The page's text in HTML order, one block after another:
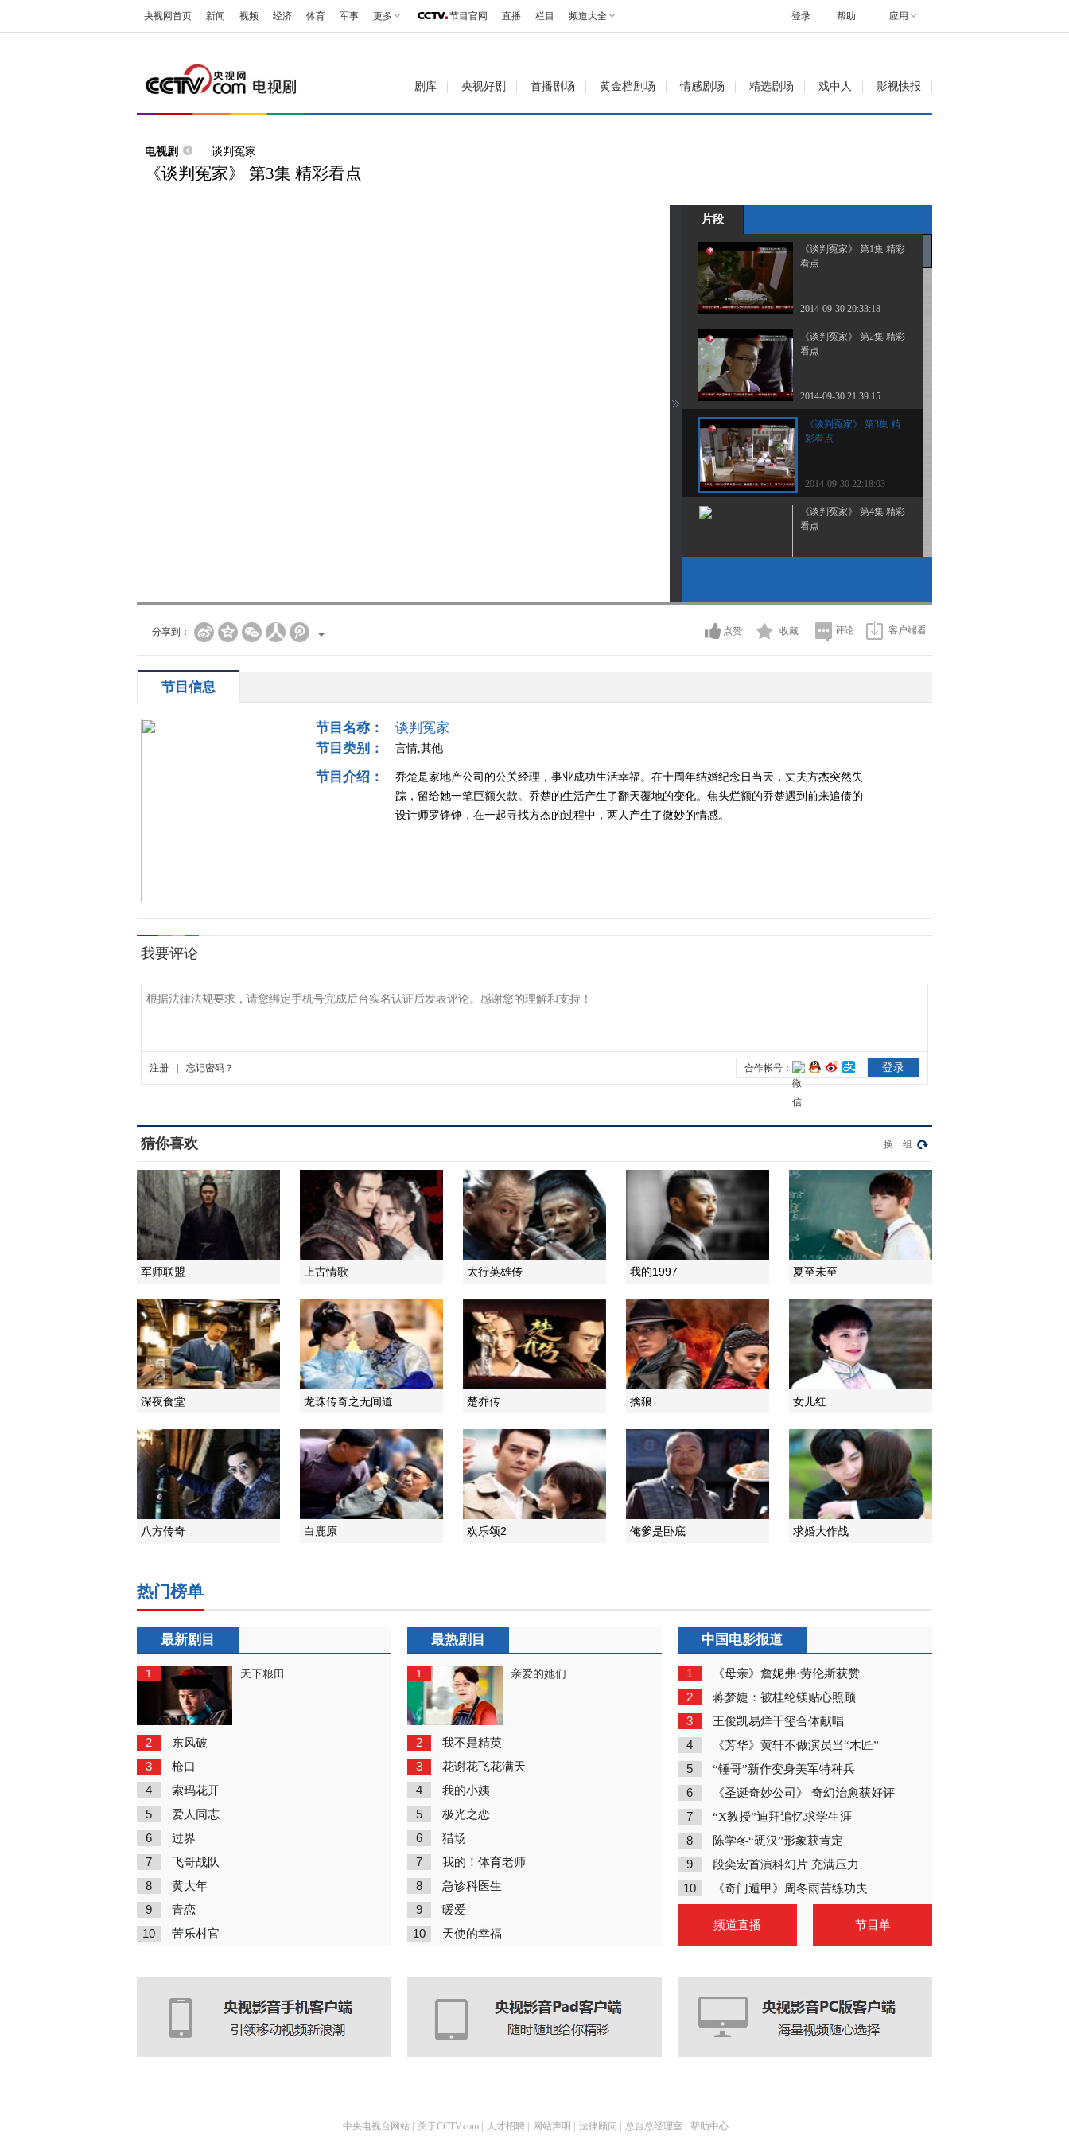
央视网首页 新闻 视频 经济 体育 军事 更多 节目官网 直播 栏目 频道大全 帮助 应用
登录
剧库 央视好剧 首播剧场 黄金档剧场 情感剧场 精选剧场 戏中人 影视快报
电视剧 谈判冤家
《谈判冤家》 第3集 精彩看点
片段
《谈判冤家》 第1集 精彩
看点
2014-09-30 20:33:18
《谈判冤家》 第2集 精彩
看点
2014-09-30 21:39:15
《谈判冤家》 第3集 精
彩看点
2014-09-30 22:18:03
《谈判冤家》 第4集 精彩
看点
2014-10-02 00:15:17
看点
《谈判冤家》 第7集 精彩
看点
2014-10-02 23:21:12
彩看点
2014-10-04 02:18:03
《谈判冤家》 第11集 精
2014-10-04 02:21:05
《谈判冤家》 第12集 精
彩看点
2014-10-04 21:42:07
《谈判冤家》 第13集 精
彩看点
2014-10-04 21:33:04
《谈判冤家》 第14集 精
彩看点
2014-10-06 01:15:03
《谈判冤家》 第15集 精
彩看点
2014-10-06 01:15:02
《谈判冤家》 第18集 精
彩看点
2014-10-06 22:51:14
《谈判冤家》 第19集 精
彩看点
2014-10-08 04:27:06
《谈判冤家》 第21集 精
彩看点
2014-10-08 04:30:06
分享到： 点赞 收藏 评论 客户端看
节目信息
节目名称：
谈判冤家
节目类别：
言情,其他
节目介绍：
乔楚是家地产公司的公关经理，事业成功生活幸福。在十周年结婚纪念日当天，丈夫方杰突然失
踪，留给她一笔巨额欠款。乔楚的生活产生了翻天覆地的变化。焦头烂额的乔楚遇到前来追债的
设计师罗铮铮，在一起寻找方杰的过程中，两人产生了微妙的情感。
猜你喜欢 换一组
军师联盟 上古情歌 太行英雄传 我的1997 夏至未至
深夜食堂 龙珠传奇之无间道 楚乔传 擒狼 女儿红
八方传奇 白鹿原 欢乐颂2 俺爹是卧底 求婚大作战
热门榜单
最新剧目
1 天下粮田
2 东风破
3 枪口
4 索玛花开
5 爱人同志
6 过界
7 飞哥战队
8 黄大年
9 青恋
10 苦乐村官
最热剧目
1 亲爱的她们
2 我不是精英
3 花谢花飞花满天
4 我的小姨
5 极光之恋
6 猎场
7 我的！体育老师
8 急诊科医生
9 暖爱
10 天使的幸福
中国电影报道
1 《母亲》詹妮弗·劳伦斯获赞
2 蒋梦婕：被桂纶镁贴心照顾
3 王俊凯易烊千玺合体献唱
4 《芳华》黄轩不做演员当“木匠”
5 “锤哥”新作变身美军特种兵
6 《圣诞奇妙公司》 奇幻治愈获好评
7 “X教授”迪拜追忆求学生涯
8 陈学冬“硬汉”形象获肯定
9 段奕宏首演科幻片 充满压力
10 《奇门遁甲》周冬雨苦练功夫
频道直播 节目单
中央电视台网站 关于CCTV.com 人才招聘 网站声明 法律顾问 总台总经理室 帮助中心